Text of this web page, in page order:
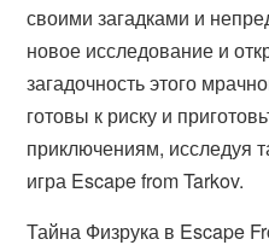
своими загадками и
новое исследование и
загадочность этого
готовы к риску и
приключениям, исследуя
игра Escape from Tarkov.
Тайна Физрука в Escape